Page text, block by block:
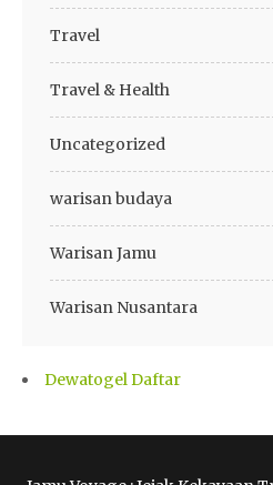
Travel
Travel & Health
Uncategorized
warisan budaya
Warisan Jamu
Warisan Nusantara
Dewatogel Daftar